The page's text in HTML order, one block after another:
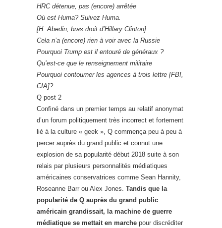
HRC détenue, pas (encore) arrêtée
Où est Huma? Suivez Huma.
[H. Abedin, bras droit d’Hillary Clinton]
Cela n’a (encore) rien à voir avec la Russie
Pourquoi Trump est il entouré de généraux ?
Qu’est-ce que le renseignement militaire
Pourquoi contourner les agences à trois lettre [FBI,
CIA]?
Q post 2
Confiné dans un premier temps au relatif anonymat
d’un forum politiquement très incorrect et fortement
lié à la culture « geek », Q commença peu à peu à
percer auprès du grand public et connut une
explosion de sa popularité début 2018 suite à son
relais par plusieurs personnalités médiatiques
américaines conservatrices comme Sean Hannity,
Roseanne Barr ou Alex Jones. Tandis que la
popularité de Q auprès du grand public
américain grandissait, la machine de guerre
médiatique se mettait en marche pour discréditer